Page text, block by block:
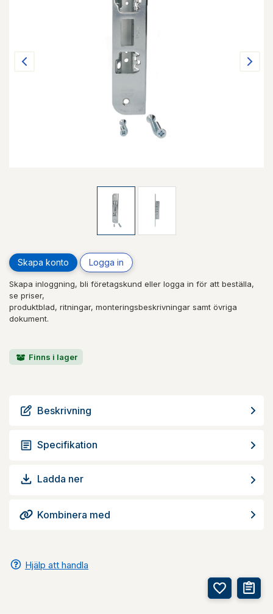
Skapa konto Logga in
Skapa inloggning, bli företagskund eller logga in för att beställa,
se priser,
produktblad, ritningar, monteringsbeskrivningar samt övriga
dokument.
Finns i lager
Beskrivning
Specifikation
Ladda ner
Kombinera med
Hjälp att handla